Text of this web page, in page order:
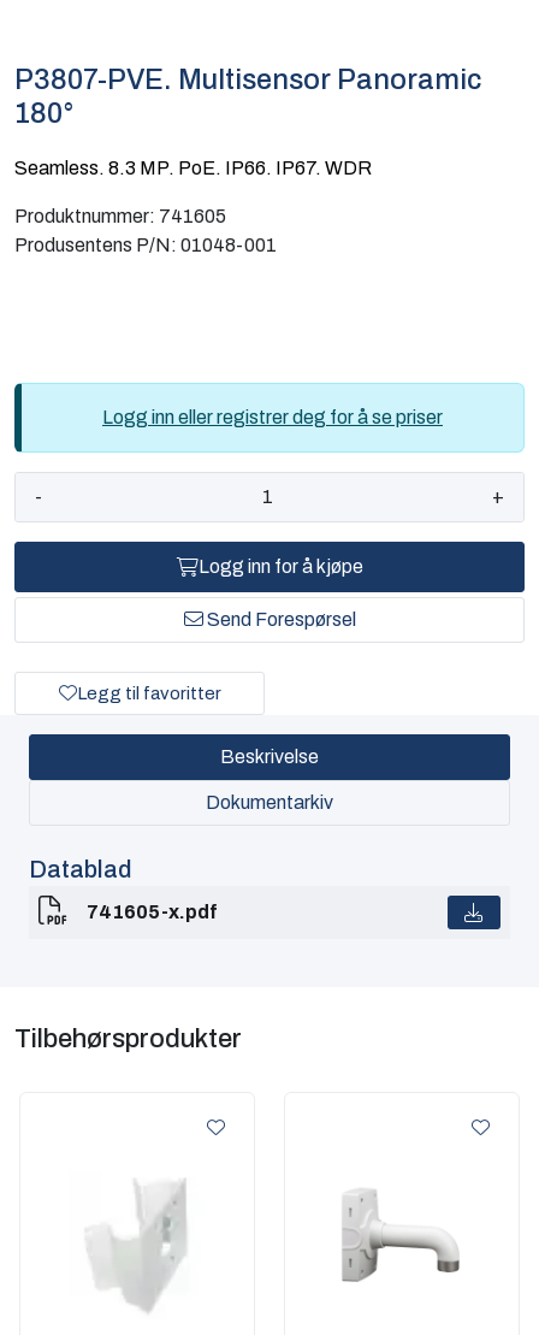
P3807-PVE. Multisensor Panoramic
180°
Seamless. 8.3 MP. PoE. IP66. IP67. WDR
Produktnummer: 741605
Produsentens P/N: 01048-001
Logg inn eller registrer deg for å se priser
- +
Logg inn for å kjøpe
Send Forespørsel
Legg til favoritter
Beskrivelse
Dokumentarkiv
Datablad
741605-x.pdf
Tilbehørsprodukter
Software og analyse
Kurs og eventer
Infosenter